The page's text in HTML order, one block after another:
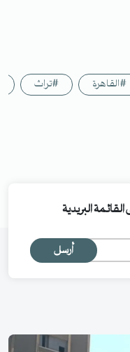
#القاهرة #تراث
البريدية
أرسل